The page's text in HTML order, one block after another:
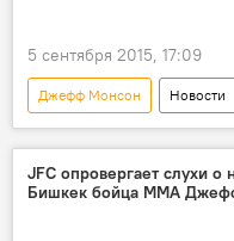
5 сентября 2015, 17:09
Джефф Монсон Новости
Общество
В мире
бой
чемпионат
слухи
Чемпионат
JFC опровергает слухи о
Бишкек бойца MMA